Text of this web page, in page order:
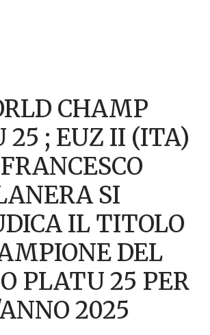
CHAMP
25 ; EUZ II (ITA)
SI
IL TITOLO
DEL
PLATU 25 PER
2025